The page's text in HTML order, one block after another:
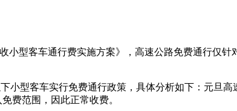
小型客车通行费实施方案》，高速公路免费通行仅针
小型客车实行免费通行政策，具体分析如下：元旦高
费范围，因此正常收费。